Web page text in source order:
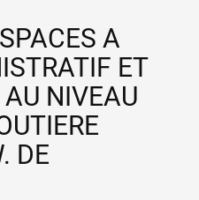
A
ET
NIVEAU
DE